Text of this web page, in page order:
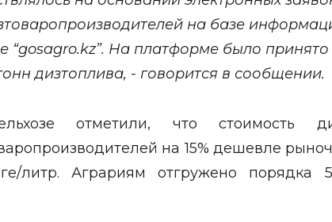
на базе
“gosagro.kz”. На платформе было принято
дизтоплива, - говорится в сообщении.
отметили, что стоимость
на 15% дешевле
литр. Аграриям отгружено порядка